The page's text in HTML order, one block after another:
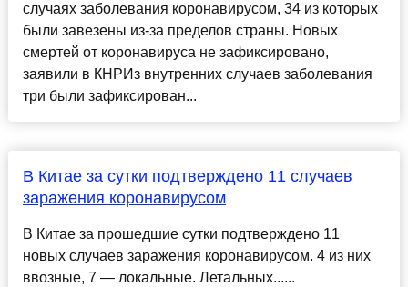
случаях заболевания коронавирусом, 34 из которых
были завезены из-за пределов страны. Новых
смертей от коронавируса не зафиксировано,
заявили в КНРИз внутренних случаев заболевания
три были зафиксирован...
В Китае за сутки подтверждено 11 случаев
заражения коронавирусом
В Китае за прошедшие сутки подтверждено 11
новых случаев заражения коронавирусом. 4 из них
ввозные, 7 — локальные. Летальных......